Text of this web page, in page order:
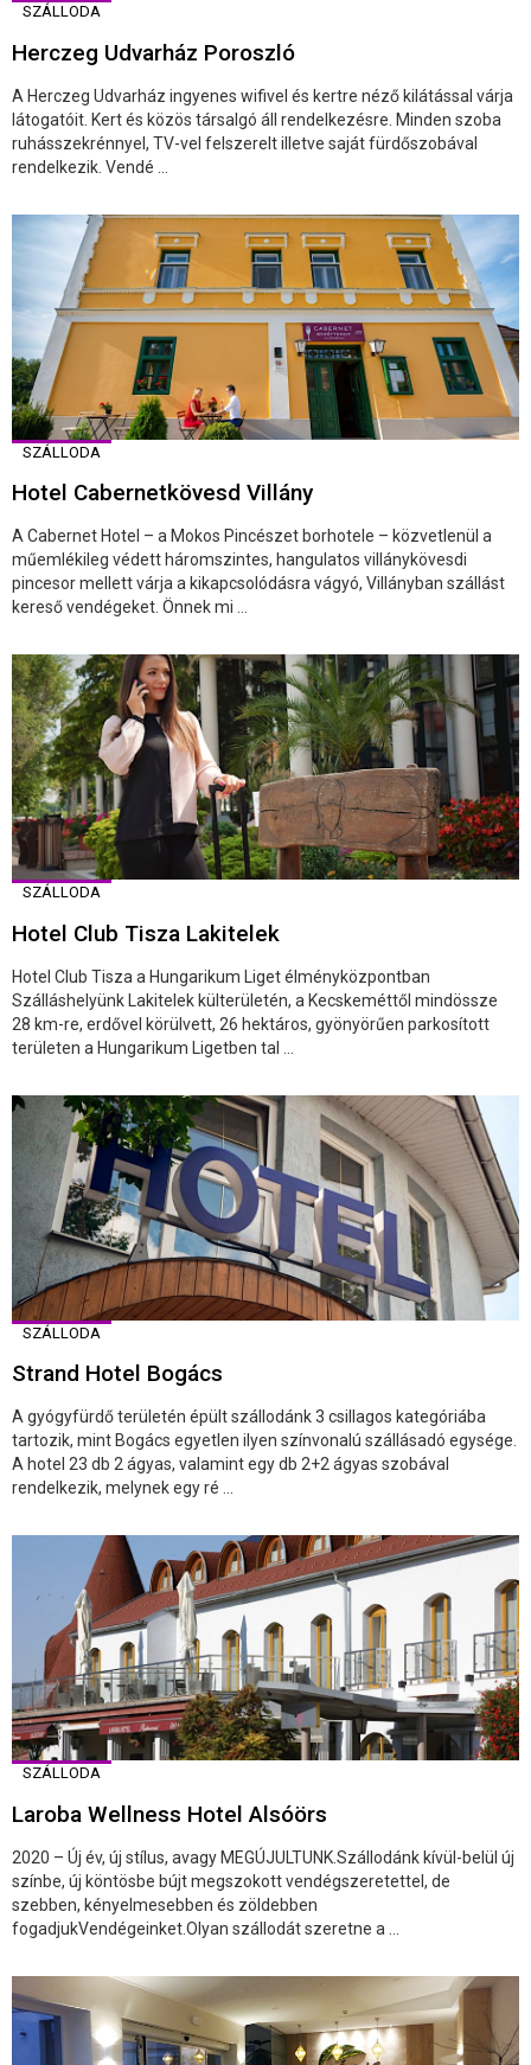
SZÁLLODA
Herczeg Udvarház Poroszló
A Herczeg Udvarház ingyenes wifivel és kertre néző kilátással várja
látogatóit. Kert és közös társalgó áll rendelkezésre. Minden szoba
ruhásszekrénnyel, TV-vel felszerelt illetve saját fürdőszobával
rendelkezik. Vendé ...
SZÁLLODA
Hotel Cabernetkövesd Villány
A Cabernet Hotel – a Mokos Pincészet borhotele – közvetlenül a
műemlékileg védett háromszintes, hangulatos villánykövesdi
pincesor mellett várja a kikapcsolódásra vágyó, Villányban szállást
kereső vendégeket. Önnek mi ...
SZÁLLODA
Hotel Club Tisza Lakitelek
Hotel Club Tisza a Hungarikum Liget élményközpontban
Szálláshelyünk Lakitelek külterületén, a Kecskeméttől mindössze
28 km-re, erdővel körülvett, 26 hektáros, gyönyörűen parkosított
területen a Hungarikum Ligetben tal ...
SZÁLLODA
Strand Hotel Bogács
A gyógyfürdő területén épült szállodánk 3 csillagos kategóriába
tartozik, mint Bogács egyetlen ilyen színvonalú szállásadó egysége.
A hotel 23 db 2 ágyas, valamint egy db 2+2 ágyas szobával
rendelkezik, melynek egy ré ...
SZÁLLODA
Laroba Wellness Hotel Alsóörs
2020 – Új év, új stílus, avagy MEGÚJULTUNK.Szállodánk kívül-belül új
színbe, új köntösbe bújt megszokott vendégszeretettel, de
szebben, kényelmesebben és zöldebben
fogadjukVendégeinket.Olyan szállodát szeretne a ...